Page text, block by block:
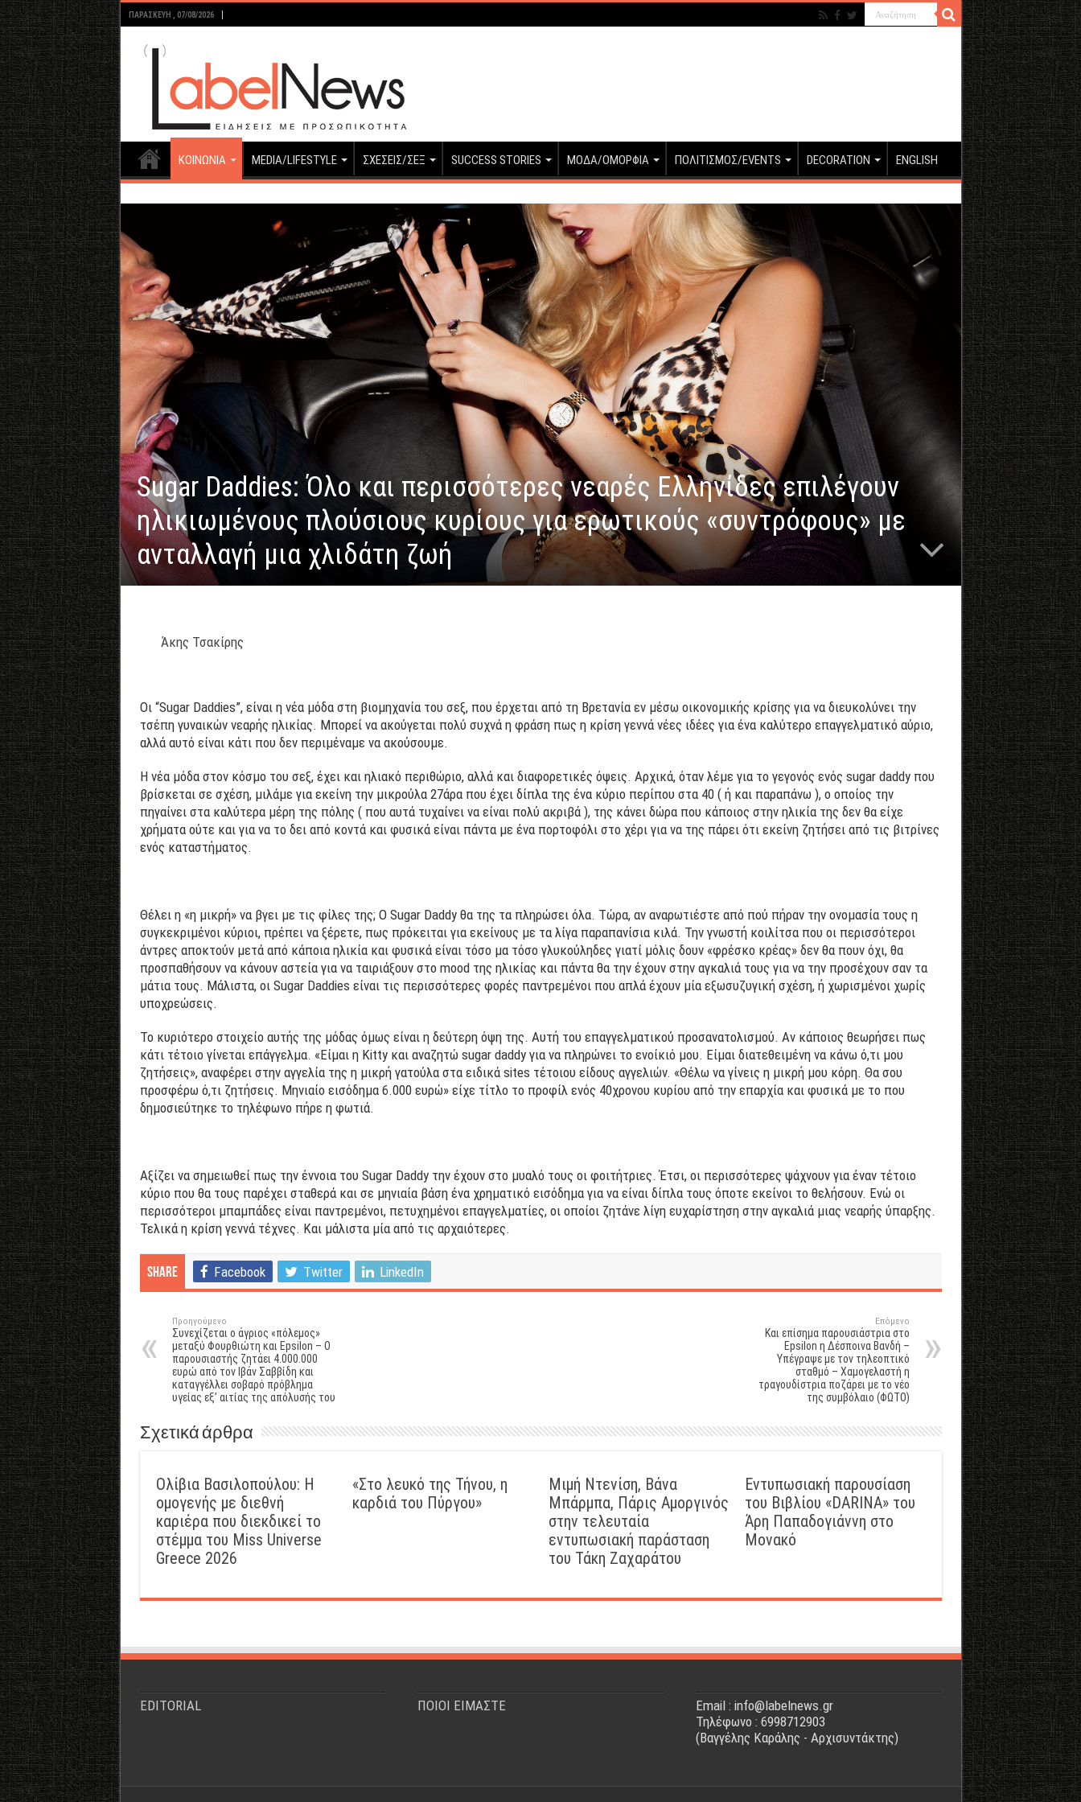
ΠΑΡΑΣΚΕΥΉ , 07/08/2026
ΚΟΙΝΩΝΙΑ MEDIA/LIFESTYLE ΣΧΕΣΕΙΣ/ΣΕΞ SUCCESS STORIES ΜΟΔΑ/ΟΜΟΡΦΙΑ ΠΟΛΙΤΙΣΜΟΣ/EVENTS DECORATION ENGLISH
Sugar Daddies: Όλο και περισσότερες νεαρές Ελληνίδες επιλέγουν
ηλικιωμένους πλούσιους κυρίους για ερωτικούς «συντρόφους» με
ανταλλαγή μια χλιδάτη ζωή
Άκης Τσακίρης
Οι “Sugar Daddies”, είναι η νέα μόδα στη βιομηχανία του σεξ, που έρχεται από τη Βρετανία εν μέσω οικονομικής κρίσης για να διευκολύνει την
τσέπη γυναικών νεαρής ηλικίας. Μπορεί να ακούγεται πολύ συχνά η φράση πως η κρίση γεννά νέες ιδέες για ένα καλύτερο επαγγελματικό αύριο,
αλλά αυτό είναι κάτι που δεν περιμέναμε να ακούσουμε.
Η νέα μόδα στον κόσμο του σεξ, έχει και ηλιακό περιθώριο, αλλά και διαφορετικές όψεις. Αρχικά, όταν λέμε για το γεγονός ενός sugar daddy που
βρίσκεται σε σχέση, μιλάμε για εκείνη την μικρούλα 27άρα που έχει δίπλα της ένα κύριο περίπου στα 40 ( ή και παραπάνω ), ο οποίος την
πηγαίνει στα καλύτερα μέρη της πόλης ( που αυτά τυχαίνει να είναι πολύ ακριβά ), της κάνει δώρα που κάποιος στην ηλικία της δεν θα είχε
χρήματα ούτε και για να το δει από κοντά και φυσικά είναι πάντα με ένα πορτοφόλι στο χέρι για να της πάρει ότι εκείνη ζητήσει από τις βιτρίνες
ενός καταστήματος.
Θέλει η «η μικρή» να βγει με τις φίλες της; Ο Sugar Daddy θα της τα πληρώσει όλα. Τώρα, αν αναρωτιέστε από πού πήραν την ονομασία τους η
συγκεκριμένοι κύριοι, πρέπει να ξέρετε, πως πρόκειται για εκείνους με τα λίγα παραπανίσια κιλά. Την γνωστή κοιλίτσα που οι περισσότεροι
άντρες αποκτούν μετά από κάποια ηλικία και φυσικά είναι τόσο μα τόσο γλυκούληδες γιατί μόλις δουν «φρέσκο κρέας» δεν θα πουν όχι, θα
προσπαθήσουν να κάνουν αστεία για να ταιριάξουν στο mood της ηλικίας και πάντα θα την έχουν στην αγκαλιά τους για να την προσέχουν σαν τα
μάτια τους. Μάλιστα, οι Sugar Daddies είναι τις περισσότερες φορές παντρεμένοι που απλά έχουν μία εξωσυζυγική σχέση, ή χωρισμένοι χωρίς
υποχρεώσεις.
Το κυριότερο στοιχείο αυτής της μόδας όμως είναι η δεύτερη όψη της. Αυτή του επαγγελματικού προσανατολισμού. Αν κάποιος θεωρήσει πως
κάτι τέτοιο γίνεται επάγγελμα. «Είμαι η Κitty και αναζητώ sugar daddy για να πληρώνει το ενοίκιό μου. Είμαι διατεθειμένη να κάνω ό,τι μου
ζητήσεις», αναφέρει στην αγγελία της η μικρή γατούλα στα ειδικά sites τέτοιου είδους αγγελιών. «Θέλω να γίνεις η μικρή μου κόρη. Θα σου
προσφέρω ό,τι ζητήσεις. Μηνιαίο εισόδημα 6.000 ευρώ» είχε τίτλο το προφίλ ενός 40χρονου κυρίου από την επαρχία και φυσικά με το που
δημοσιεύτηκε το τηλέφωνο πήρε η φωτιά.
Αξίζει να σημειωθεί πως την έννοια του Sugar Daddy την έχουν στο μυαλό τους οι φοιτήτριες. Έτσι, οι περισσότερες ψάχνουν για έναν τέτοιο
κύριο που θα τους παρέχει σταθερά και σε μηνιαία βάση ένα χρηματικό εισόδημα για να είναι δίπλα τους όποτε εκείνοι το θελήσουν. Ενώ οι
περισσότεροι μπαμπάδες είναι παντρεμένοι, πετυχημένοι επαγγελματίες, οι οποίοι ζητάνε λίγη ευχαρίστηση στην αγκαλιά μιας νεαρής ύπαρξης.
Τελικά η κρίση γεννά τέχνες. Και μάλιστα μία από τις αρχαιότερες.
Share Facebook Twitter LinkedIn
Προηγούμενο
Συνεχίζεται ο άγριος «πόλεμος»
μεταξύ Φουρθιώτη και Epsilon – Ο
παρουσιαστής ζητάει 4.000.000
ευρώ από τον Ιβάν Σαββίδη και
καταγγέλλει σοβαρό πρόβλημα
υγείας εξ’ αιτίας της απόλυσής του
Επόμενο
Και επίσημα παρουσιάστρια στο
Epsilon η Δέσποινα Βανδή –
Yπέγραψε με τον τηλεοπτικό
σταθμό – Xαμογελαστή η
τραγουδίστρια ποζάρει με το νέο
της συμβόλαιο (ΦΩΤΟ)
Σχετικά άρθρα
Ολίβια Βασιλοπούλου: Η
ομογενής με διεθνή
καριέρα που διεκδικεί το
στέμμα του Miss Universe
Greece 2026
«Στο λευκό της Τήνου, η
καρδιά του Πύργου»
Μιμή Ντενίση, Βάνα
Μπάρμπα, Πάρις Αμοργινός
στην τελευταία
εντυπωσιακή παράσταση
του Τάκη Ζαχαράτου
Εντυπωσιακή παρουσίαση
του Βιβλίου «DARINA» του
Άρη Παπαδογιάννη στο
Μονακό
EDITORIAL ΠΟΙΟΙ ΕΙΜΑΣΤΕ
Email : info@labelnews.gr
Τηλέφωνο : 6998712903
(Βαγγέλης Καράλης - Αρχισυντάκτης)